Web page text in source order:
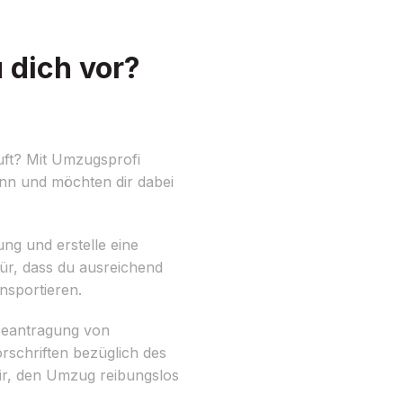
dich vor?
Mit Umzugsprofi
und möchten dir dabei
und erstelle eine
dass du ausreichend
von
bezüglich des
den Umzug reibungslos